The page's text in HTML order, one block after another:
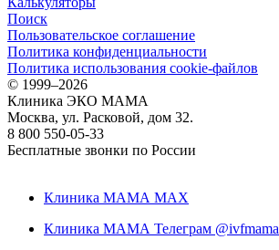
Поиск
Пользовательское соглашение
Политика конфиденциальности
Политика использования cookie-файлов
© 1999–2026
Клиника ЭКО МАМА
Москва, ул. Расковой, дом 32.
8 800 550-05-33
Бесплатные звонки по России
Клиника МАМА MAX
Клиника МАМА Телеграм @ivfmama